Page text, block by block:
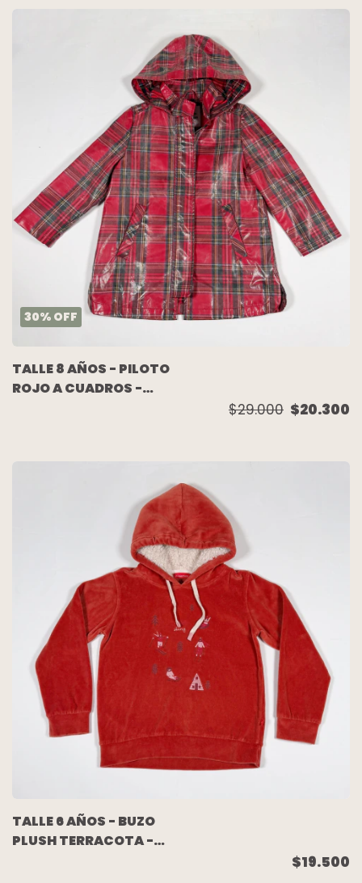
30% OFF
TALLE 8 AÑOS - PILOTO
ROJO A CUADROS -
$29.000 $20.300
TALLE 6 AÑOS - BUZO
PLUSH TERRACOTA -
$19.500